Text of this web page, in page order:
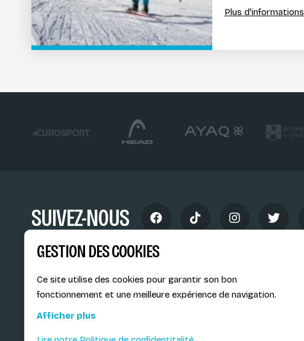
Plus d'informations
SUIVEZ-NOUS
73201 Albertville Cedex
GESTION DES COOKIES
Ce site utilise des cookies pour garantir son bon
fonctionnement et une meilleure expérience de navigation.
Afficher plus